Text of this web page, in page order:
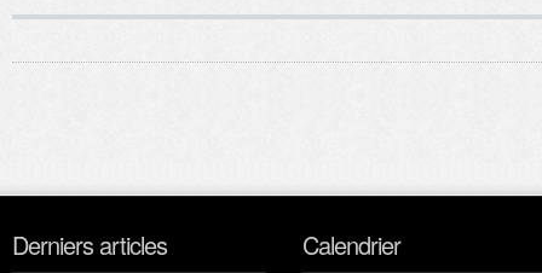
Derniers articles Calendrier